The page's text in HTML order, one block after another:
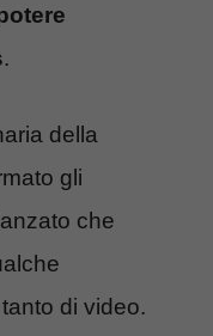
.
della
gli
che
di video.